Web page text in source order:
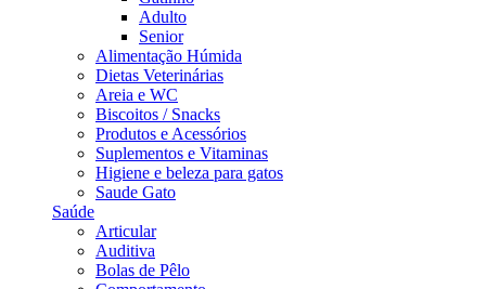
Adulto
Senior
Alimentação Húmida
Dietas Veterinárias
Areia e WC
Biscoitos / Snacks
Produtos e Acessórios
Suplementos e Vitaminas
Higiene e beleza para gatos
Saude Gato
Saúde
Articular
Auditiva
Bolas de Pêlo